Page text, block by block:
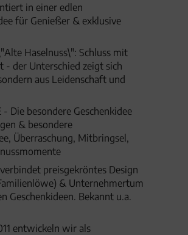
in einer edlen
für Genießer & exklusive
Haselnuss\": Schluss mit
- der Unterschied zeigt sich
aus Leidenschaft und
- Die besondere Geschenkidee
& besondere
Überraschung, Mitbringsel,
preisgekröntes Design
& Unternehmertum
Geschenkideen. Bekannt u.a.
entwickeln wir als